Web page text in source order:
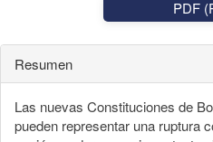
PDF
Resumen
Las nuevas Constituciones de
pueden representar una ruptura